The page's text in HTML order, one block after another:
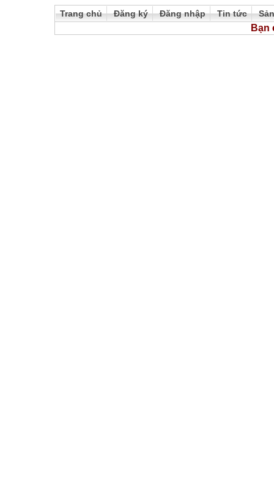
Trang chủ Đăng ký Đăng nhập Tin tức
Bạn